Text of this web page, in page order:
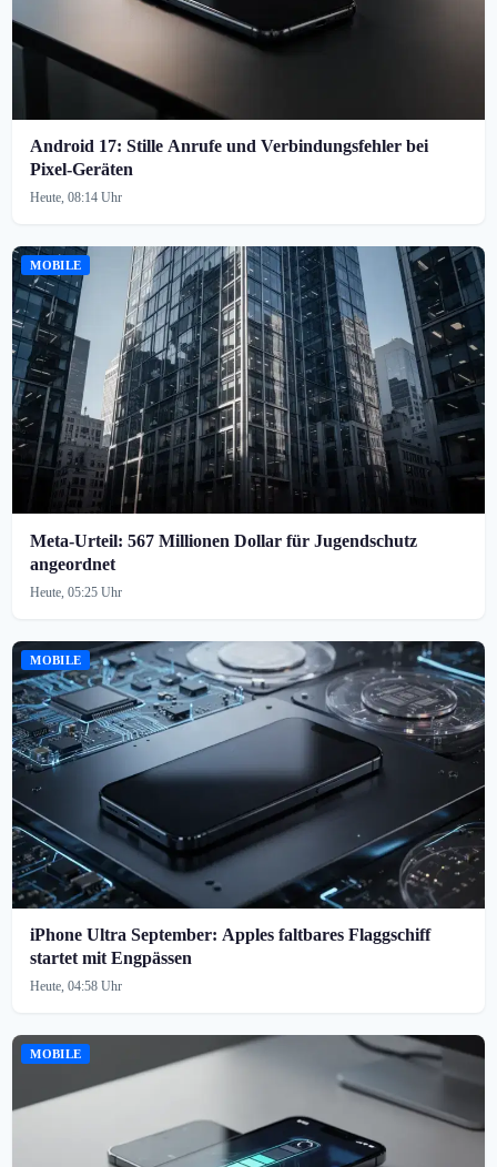
Android 17: Stille Anrufe und Verbindungsfehler bei
Pixel-Geräten
Heute, 08:14 Uhr
MOBILE
Meta-Urteil: 567 Millionen Dollar für Jugendschutz
angeordnet
Heute, 05:25 Uhr
MOBILE
iPhone Ultra September: Apples faltbares Flaggschiff
startet mit Engpässen
Heute, 04:58 Uhr
MOBILE